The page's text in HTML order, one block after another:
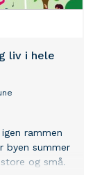
liv i hele
rammen
byen summer
og små.